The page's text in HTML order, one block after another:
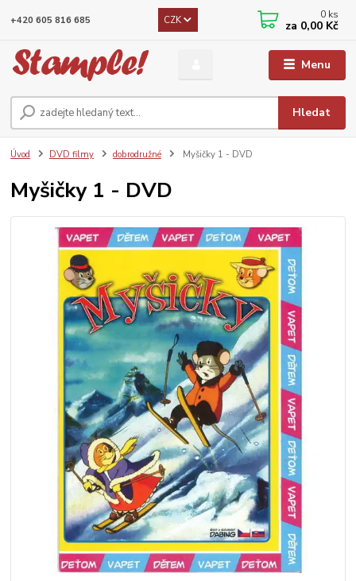
Menu
CZK
Hledat
+420 605 816 685 0 ks
za 0,00 Kč
Úvod DVD filmy dobrodružné Myšičky 1 - DVD
Myšičky 1 - DVD